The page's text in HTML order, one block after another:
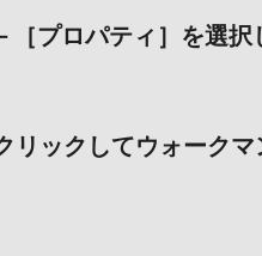
プロパティ］を選
リックしてウォークマ